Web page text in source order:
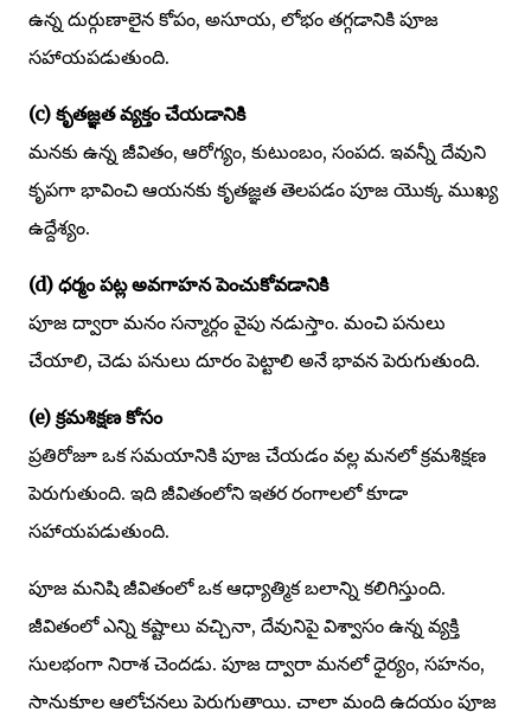
ఉన్న దుర్గుణాలైన కోపం, అసూయ, లోభం తగ్గడానికి పూజ
సహాయపడుతుంది.
(c) కృతజ్ఞత వ్యక్తం చేయడానికి
మనకు ఉన్న జీవితం, ఆరోగ్యం, కుటుంబం, సంపద. ఇవన్నీ దేవుని
కృపగా భావించి ఆయనకు కృతజ్ఞత తెలపడం పూజ యొక్క ముఖ్య
ఉద్దేశ్యం.
(d) ధర్మం పట్ల అవగాహన పెంచుకోవడానికి
పూజ ద్వారా మనం సన్మార్గం వైపు నడుస్తాం. మంచి పనులు
చేయాలి, చెడు పనులు దూరం పెట్టాలి అనే భావన పెరుగుతుంది.
(e) క్రమశిక్షణ కోసం
ప్రతిరోజూ ఒక సమయానికి పూజ చేయడం వల్ల మనలో క్రమశిక్షణ
పెరుగుతుంది. ఇది జీవితంలోని ఇతర రంగాలలో కూడా
సహాయపడుతుంది.
పూజ మనిషి జీవితంలో ఒక ఆధ్యాత్మిక బలాన్ని కలిగిస్తుంది.
జీవితంలో ఎన్ని కష్టాలు వచ్చినా, దేవునిపై విశ్వాసం ఉన్న వ్యక్తి
సులభంగా నిరాశ చెందడు. పూజ ద్వారా మనలో ధైర్యం, సహనం,
సానుకూల ఆలోచనలు పెరుగుతాయి. చాలా మంది ఉదయం పూజ